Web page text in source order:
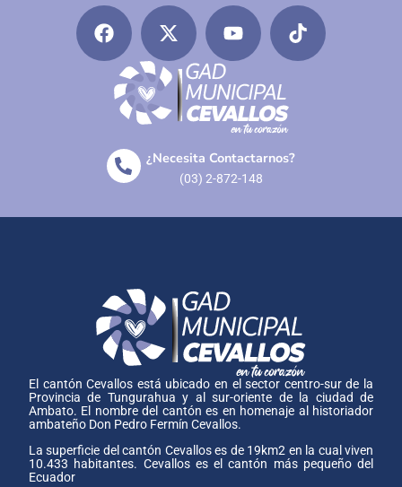
¿Necesita Contactarnos?
(03) 2-872-148
El cantón Cevallos está ubicado en el sector centro-sur de la
Provincia de Tungurahua y al sur-oriente de la ciudad de
Ambato. El nombre del cantón es en homenaje al historiador
ambateño Don Pedro Fermín Cevallos.
La superficie del cantón Cevallos es de 19km2 en la cual viven
10.433 habitantes. Cevallos es el cantón más pequeño del
Ecuador